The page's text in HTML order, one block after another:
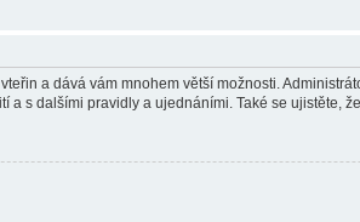
a dává vám mnohem větší možnosti.
s dalšími pravidly a ujednáními. Také se ujistěte,